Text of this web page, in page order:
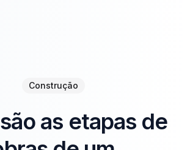
Construção
as etapas de